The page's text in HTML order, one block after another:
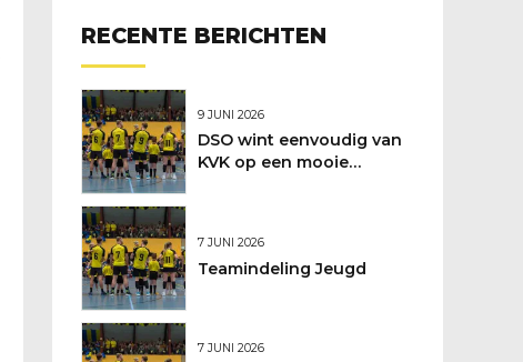
RECENTE BERICHTEN
9 JUNI 2026
DSO wint eenvoudig van
KVK op een mooie
7 JUNI 2026
Teamindeling Jeugd
7 JUNI 2026